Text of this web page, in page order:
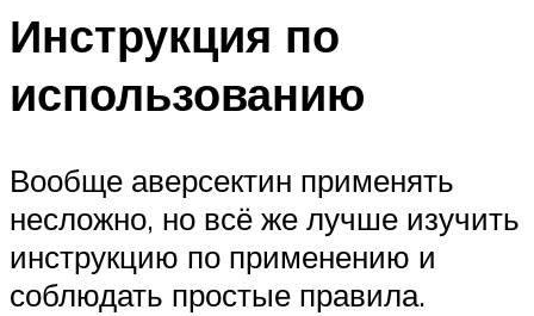
Инструкция по
использованию
Вообще аверсектин применять
несложно, но всё же лучше изучить
инструкцию по применению и
соблюдать простые правила.